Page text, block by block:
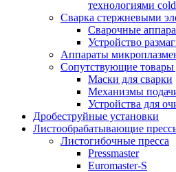
технологиями
Сварка стержневыми
Сварочные
Устройство
Аппараты
Сопутствующие товары
Маски для сварки
Механизмы
Устройства для
Дробеструйные установки
Листообрабатывающие
Листогибочные пресса
Pressmaster
Euromaster-S